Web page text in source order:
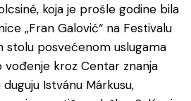
koja je prošle godine bila
„Fran Galović“ na Festivalu
stolu posvećenom uslugama
vođenje kroz Centar znanja
Istvánu Márkusu,